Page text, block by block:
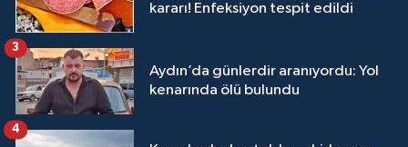
kararı! Enfeksiyon tespit edildi
Aydın’da günlerdir aranıyordu: Yol
kenarında ölü bulundu
3
4